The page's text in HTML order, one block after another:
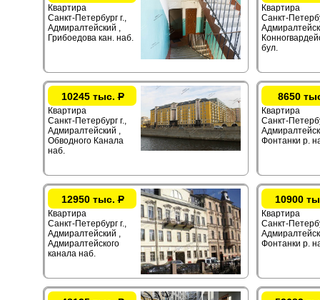
Квартира
Санкт-Петербург г.,
Адмиралтейский ,
Грибоедова кан. наб.
Квартира
Санкт-
бул.
10245 тыс.Р
Квартира
Санкт-Петербург г.,
Адмиралтейский ,
Обводного Канала
наб.
8650
Квартира
Санкт-
Фонтанки р.
12950 тыс.Р
Квартира
Санкт-Петербург г.,
Адмиралтейский ,
Адмиралтейского
канала наб.
10900
Квартира
Санкт-
Фонтанки р.